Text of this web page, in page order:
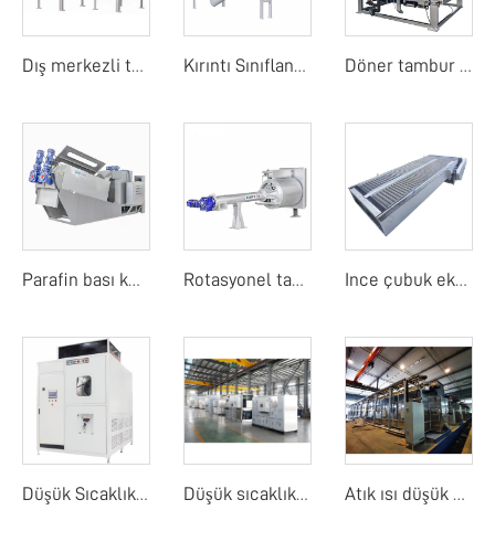
Dış merkezli tambur ekranı Kırıntı Sınıflandırıcı Döner tambur bant filtre basıncı
Parafin bası kurutucu Rotasyonel tambur detay ekranı Ince çubuk ekranı
Düşük Sıcaklıkta Buharlaştırma Konsantratörü Düşük sıcaklık kaplı kurutma makinesi Atık ısı düşük sıcaklık bant kurutma makinesi